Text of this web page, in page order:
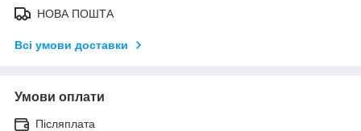
НОВА ПОШТА
Всі умови доставки
Умови оплати
Післяплата